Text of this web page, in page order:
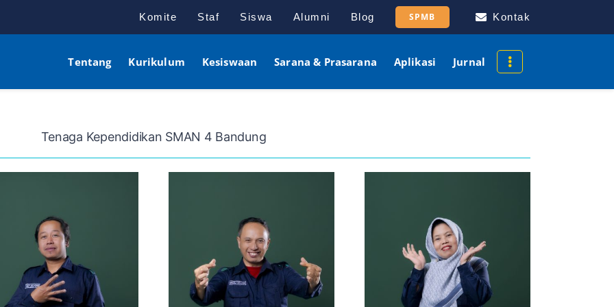
Komite Staf Siswa Alumni Blog SPMB Kontak
Tentang Kurikulum Kesiswaan Sarana & Prasarana Aplikasi Jurnal
Tenaga Kependidikan SMAN 4 Bandung